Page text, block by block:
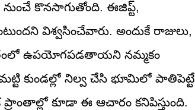
కొనసాగుతోంది. ఈజిప్ట్,
విశ్వసించేవారు. అందుకే రాజులు,
ఉపయోగపడతాయని నమ్మకం
కుండల్లో నిల్వ చేసి భూమిలో పాతిపెట్టే
కూడా ఈ ఆచారం కనిపిస్తుంది.